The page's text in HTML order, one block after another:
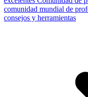
comunidad mundial de
consejos y herramientas